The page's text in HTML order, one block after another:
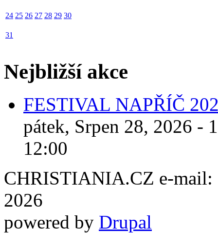
24 25 26 27 28 29 30
31
Nejbližší akce
FESTIVAL NAPŘÍČ
pátek, Srpen 28, 2026 -
12:00
CHRISTIANIA.CZ e-mail:
2026
powered by Drupal